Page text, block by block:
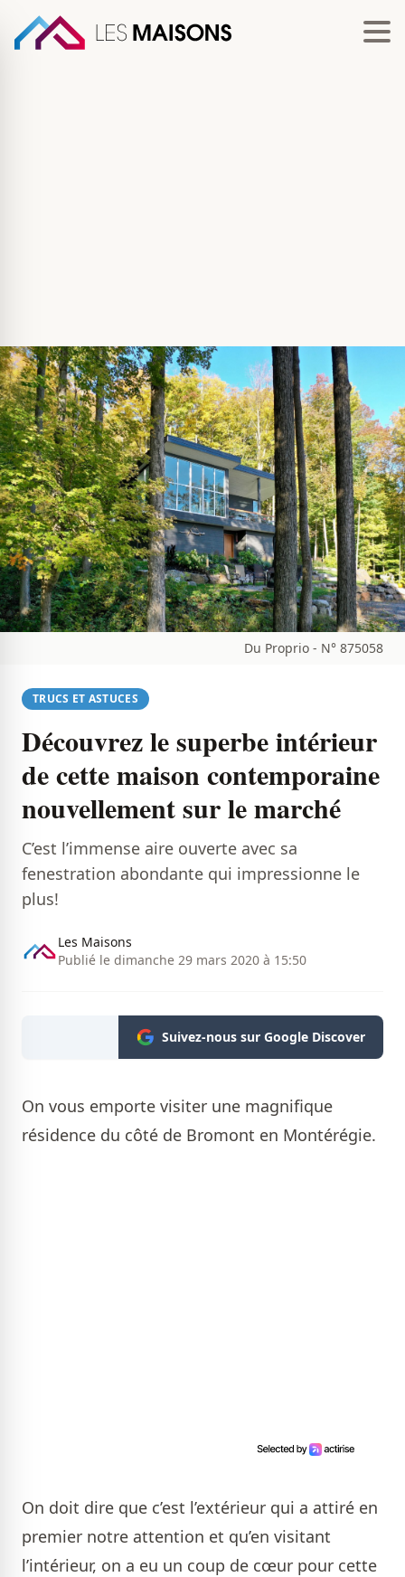
Du Proprio - N° 875058
TRUCS ET ASTUCES
Découvrez le superbe intérieur
de cette maison contemporaine
nouvellement sur le marché
C’est l’immense aire ouverte avec sa
fenestration abondante qui impressionne le
plus!
Les Maisons
Publié le dimanche 29 mars 2020 à 15:50
Suivez-nous sur Google Discover
On vous emporte visiter une magnifique
résidence du côté de Bromont en Montérégie.
On doit dire que c’est l’extérieur qui a attiré en
premier notre attention et qu’en visitant
l’intérieur, on a eu un coup de cœur pour cette